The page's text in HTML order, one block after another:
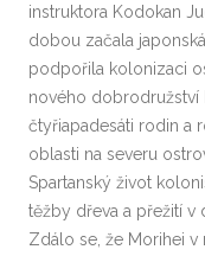
instruktora Kodokan
dobou začala
podpořila kolonizaci
nového dobrodružství
čtyřiapadesáti rodin a
oblasti na severu
Spartanský život
těžby dřeva a přežití v
Zdálo se, že Morihei